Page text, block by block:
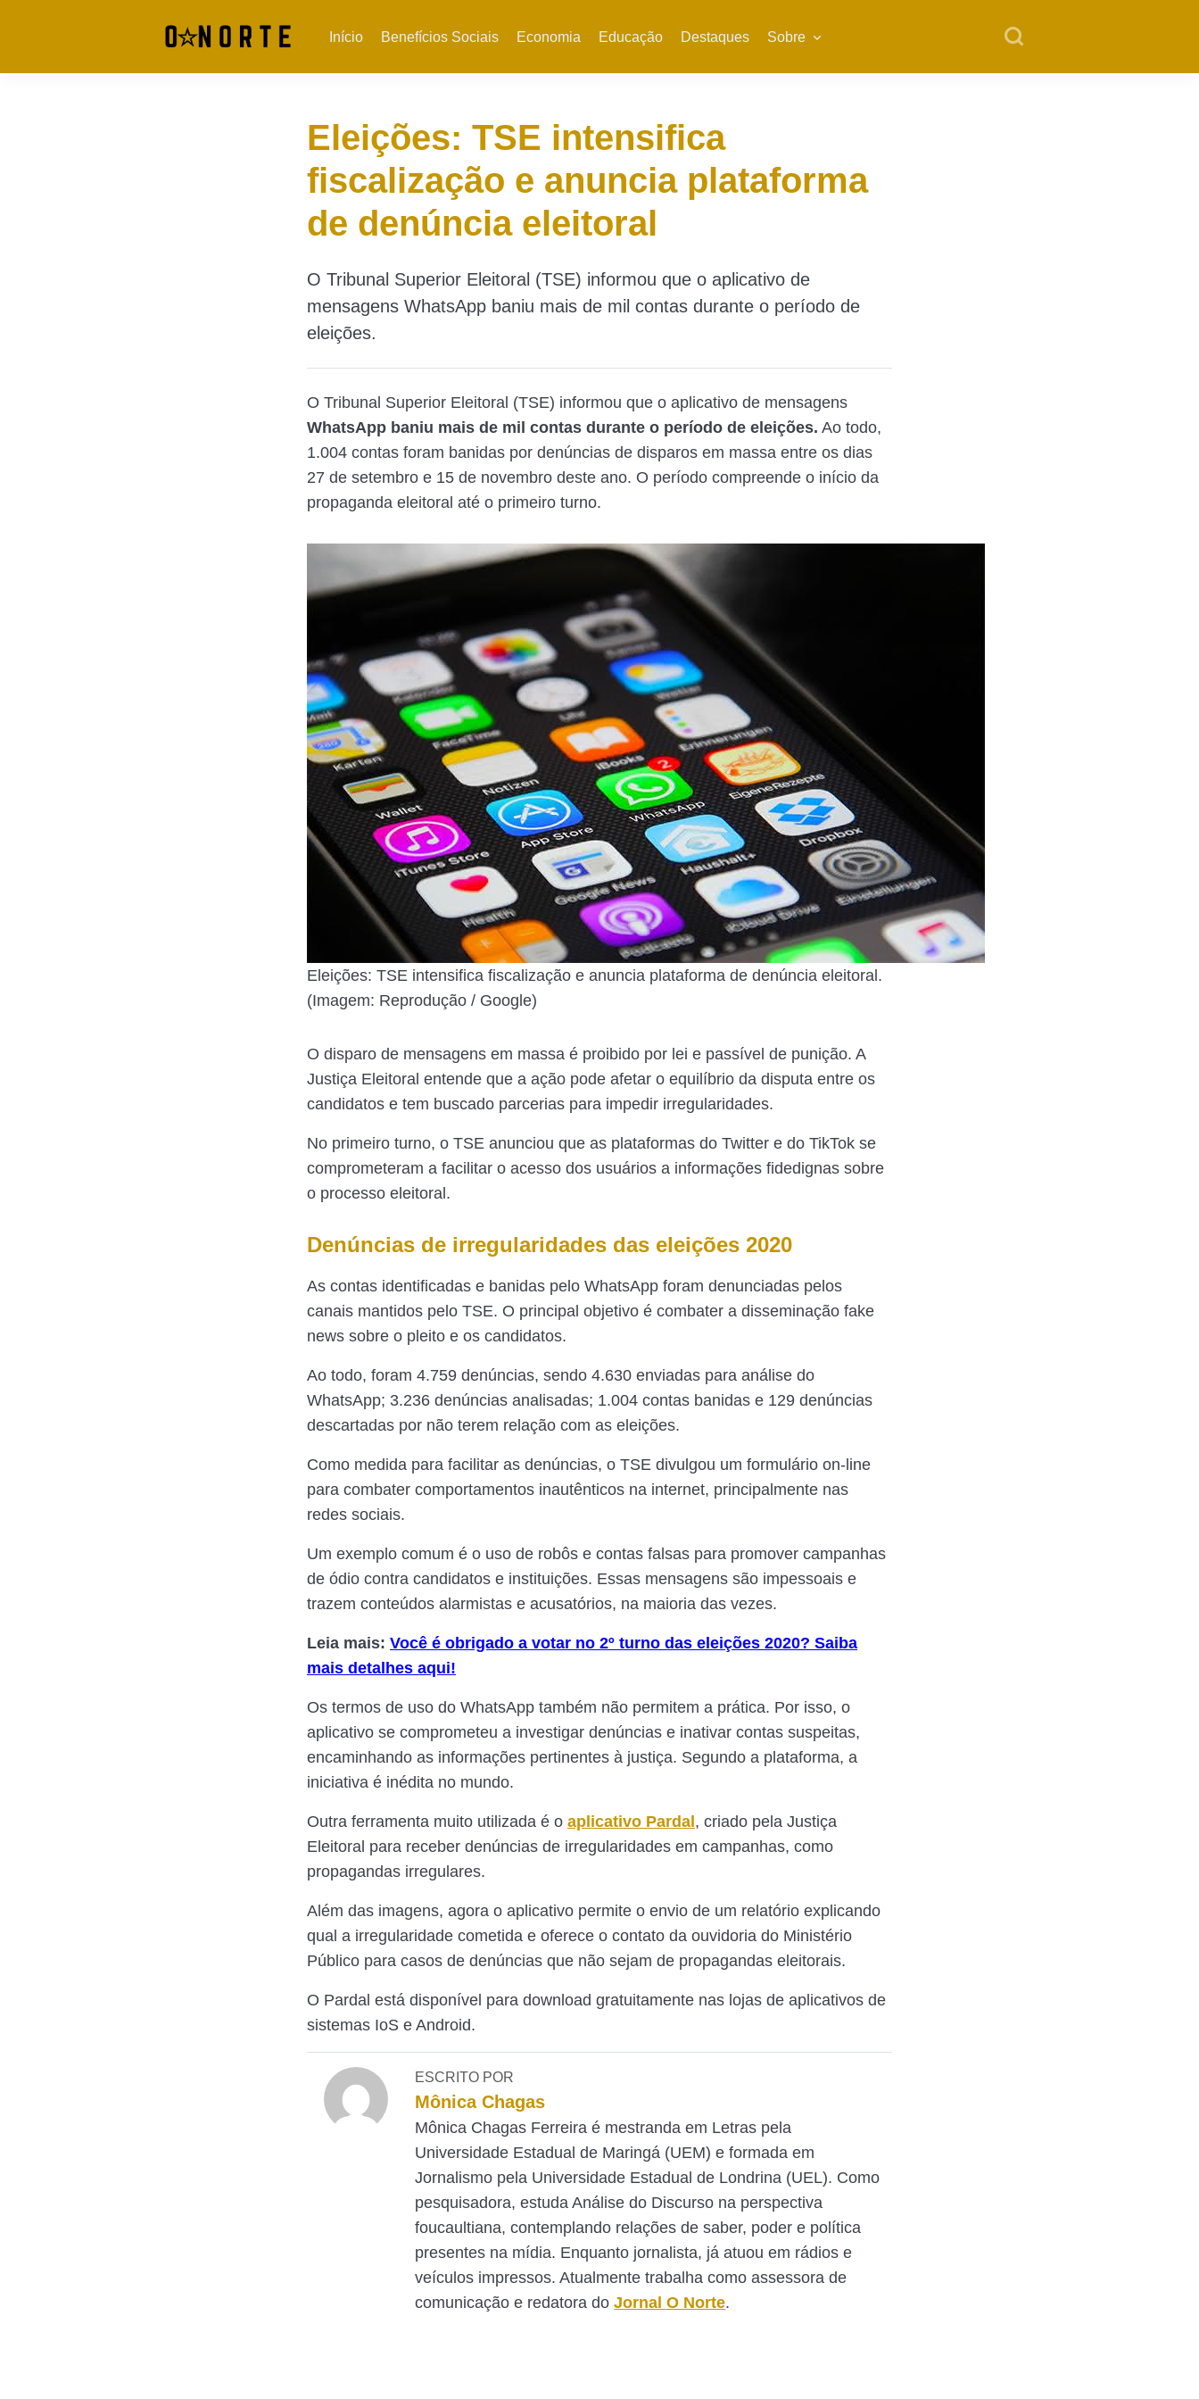
Início Benefícios Sociais Economia Educação Destaques Sobre
Eleições: TSE intensifica
fiscalização e anuncia plataforma
de denúncia eleitoral
O Tribunal Superior Eleitoral (TSE) informou que o aplicativo de
mensagens WhatsApp baniu mais de mil contas durante o período de
eleições.
O Tribunal Superior Eleitoral (TSE) informou que o aplicativo de mensagens
WhatsApp baniu mais de mil contas durante o período de eleições. Ao todo,
1.004 contas foram banidas por denúncias de disparos em massa entre os dias
27 de setembro e 15 de novembro deste ano. O período compreende o início da
propaganda eleitoral até o primeiro turno.
Eleições: TSE intensifica fiscalização e anuncia plataforma de denúncia eleitoral.
(Imagem: Reprodução / Google)
O disparo de mensagens em massa é proibido por lei e passível de punição. A
Justiça Eleitoral entende que a ação pode afetar o equilíbrio da disputa entre os
candidatos e tem buscado parcerias para impedir irregularidades.
No primeiro turno, o TSE anunciou que as plataformas do Twitter e do TikTok se
comprometeram a facilitar o acesso dos usuários a informações fidedignas sobre
o processo eleitoral.
Denúncias de irregularidades das eleições 2020
As contas identificadas e banidas pelo WhatsApp foram denunciadas pelos
canais mantidos pelo TSE. O principal objetivo é combater a disseminação fake
news sobre o pleito e os candidatos.
Ao todo, foram 4.759 denúncias, sendo 4.630 enviadas para análise do
WhatsApp; 3.236 denúncias analisadas; 1.004 contas banidas e 129 denúncias
descartadas por não terem relação com as eleições.
Como medida para facilitar as denúncias, o TSE divulgou um formulário on-line
para combater comportamentos inautênticos na internet, principalmente nas
redes sociais.
Um exemplo comum é o uso de robôs e contas falsas para promover campanhas
de ódio contra candidatos e instituições. Essas mensagens são impessoais e
trazem conteúdos alarmistas e acusatórios, na maioria das vezes.
Leia mais: Você é obrigado a votar no 2º turno das eleições 2020? Saiba
mais detalhes aqui!
Os termos de uso do WhatsApp também não permitem a prática. Por isso, o
aplicativo se comprometeu a investigar denúncias e inativar contas suspeitas,
encaminhando as informações pertinentes à justiça. Segundo a plataforma, a
iniciativa é inédita no mundo.
Outra ferramenta muito utilizada é o aplicativo Pardal , criado pela Justiça
Eleitoral para receber denúncias de irregularidades em campanhas, como
propagandas irregulares.
Além das imagens, agora o aplicativo permite o envio de um relatório explicando
qual a irregularidade cometida e oferece o contato da ouvidoria do Ministério
Público para casos de denúncias que não sejam de propagandas eleitorais.
O Pardal está disponível para download gratuitamente nas lojas de aplicativos de
sistemas IoS e Android.
ESCRITO POR
Mônica Chagas
Mônica Chagas Ferreira é mestranda em Letras pela
Universidade Estadual de Maringá (UEM) e formada em
Jornalismo pela Universidade Estadual de Londrina (UEL). Como
pesquisadora, estuda Análise do Discurso na perspectiva
foucaultiana, contemplando relações de saber, poder e política
presentes na mídia. Enquanto jornalista, já atuou em rádios e
veículos impressos. Atualmente trabalha como assessora de
comunicação e redatora doJornal O Norte.